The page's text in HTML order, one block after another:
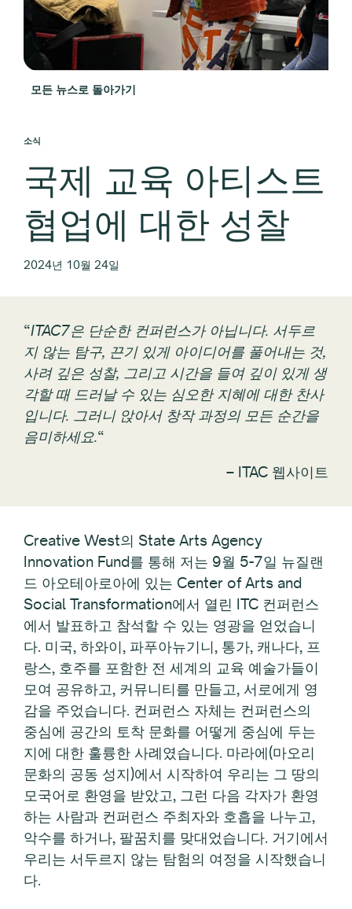
모든 뉴스로 돌아가기
소식
국제 교육 아티스트
협업에 대한 성찰
2024년 10월 24일
“ITAC7은 단순한 컨퍼런스가 아닙니다. 서두르
지 않는 탐구, 끈기 있게 아이디어를 풀어내는 것,
사려 깊은 성찰, 그리고 시간을 들여 깊이 있게 생
각할 때 드러날 수 있는 심오한 지혜에 대한 찬사
입니다. 그러니 앉아서 창작 과정의 모든 순간을
음미하세요.“
– ITAC 웹사이트
Creative West의 State Arts Agency
Innovation Fund를 통해 저는 9월 5-7일 뉴질랜
드 아오테아로아에 있는 Center of Arts and
Social Transformation에서 열린 ITC 컨퍼런스
에서 발표하고 참석할 수 있는 영광을 얻었습니
다. 미국, 하와이, 파푸아뉴기니, 통가, 캐나다, 프
랑스, 호주를 포함한 전 세계의 교육 예술가들이
모여 공유하고, 커뮤니티를 만들고, 서로에게 영
감을 주었습니다. 컨퍼런스 자체는 컨퍼런스의
중심에 공간의 토착 문화를 어떻게 중심에 두는
지에 대한 훌륭한 사례였습니다. 마라에(마오리
문화의 공동 성지)에서 시작하여 우리는 그 땅의
모국어로 환영을 받았고, 그런 다음 각자가 환영
하는 사람과 컨퍼런스 주최자와 호흡을 나누고,
악수를 하거나, 팔꿈치를 맞대었습니다. 거기에서
우리는 서두르지 않는 탐험의 여정을 시작했습니
다.